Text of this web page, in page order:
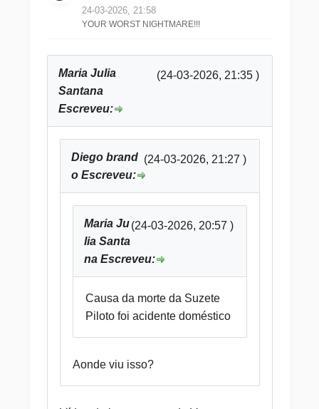
24-03-2026, 21:58
YOUR WORST NIGHTMARE!!!
(24-03-2026, 21:35 )
Maria Julia
Santana
Escreveu:
(24-03-2026, 21:27 )
Diego brand
o Escreveu:
(24-03-2026, 20:57 )
Maria Ju
lia Santa
na Escreveu:
Causa da morte da Suzete
Piloto foi acidente doméstico
Aonde viu isso?